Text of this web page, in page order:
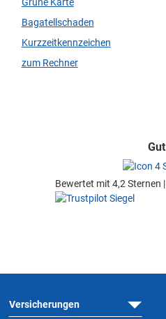
Bagatellschaden
Kurzzeitkennzeichen
zum Rechner
Gut
Bewertet mit 4,2 Sternen |
Versicherungen